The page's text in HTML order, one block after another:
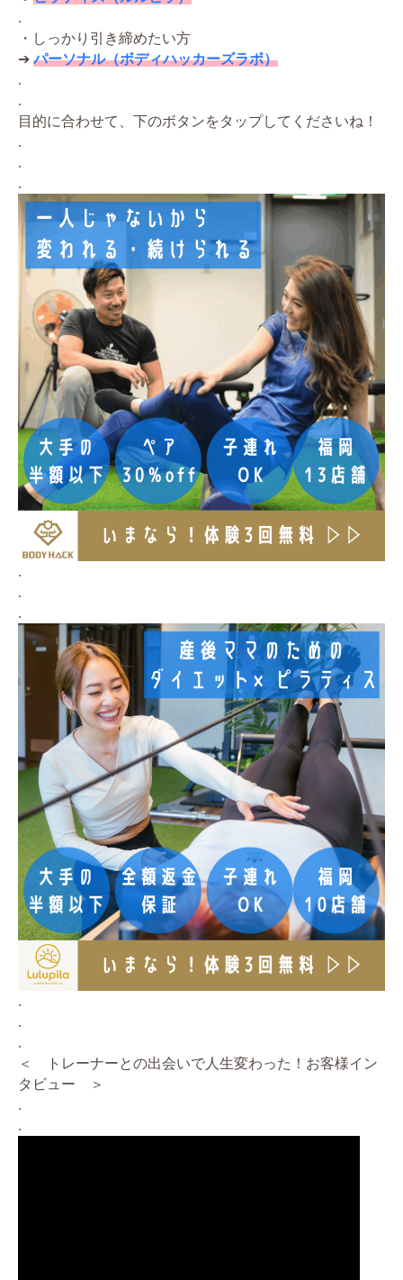
.
・しっかり引き締めたい方
➔パーソナル（ボディハッカーズラボ）
.
.
目的に合わせて、下のボタンをタップしてくださいね！
.
.
.
.
.
.
.
.
.
＜ トレーナーとの出会いで人生変わった！お客様イン
タビュー ＞
.
.